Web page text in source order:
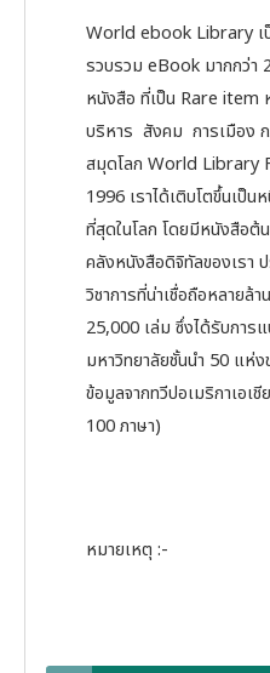
World ebook Library
รวบรวม eBook มากกว่า
หนังสือ ที่เป็น Rare item
บริหาร สังคม การเมือง
สมุดโลก World Library
1996 เราได้เติบโตขึ้นเป็
ที่สุดในโลก โดยมีหนังสือต้
คลังหนังสือดิจิทัลของเรา
วิชาการที่น่าเชื่อถือหลายล้
25,000 เล่ม ซึ่งได้รับการ
มหาวิทยาลัยชั้นนำ 50 แห่
ข้อมูลจากทวีปอเมริกาเอเ
100 ภาษา)
หมายเหตุ :-